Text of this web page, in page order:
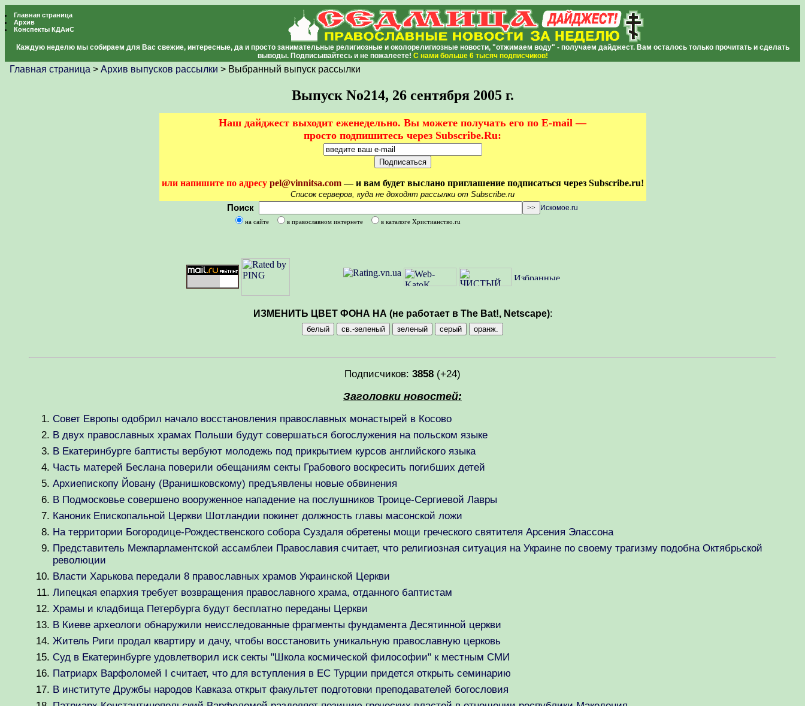
Главная страница
Архив
Конспекты КДАиС
Каждую неделю мы собираем для Вас свежие, интересные, да и просто занимательные религиозные и околорелигиозные новости, "отжимаем воду" - получаем дайджест. Вам осталось только прочитать и сделать
выводы. Подписывайтесь и не пожалеете! С нами больше 6 тысяч подписчиков!
Главная страница > Архив выпусков рассылки > Выбранный выпуск рассылки
Выпуск No214, 26 сентября 2005 г.
Наш дайджест выходит еженедельно. Вы можете получать его по E-mail —
просто подпишитесь через Subscribe.Ru:
или напишите по адресу pel@vinnitsa.com — и вам будет выслано приглашение подписаться через Subscribe.ru!
Список серверов, куда не доходят рассылки от Subscribe.ru
Поиск Искомое.ru
на сайте в православном интернете в каталоге Христианство.ru
ИЗМЕНИТЬ ЦВЕТ ФОНА НА (не работает в The Bat!, Netscape):
Подписчиков: 3858 (+24)
Заголовки новостей:
Совет Европы одобрил начало восстановления православных монастырей в Косово
В двух православных храмах Польши будут совершаться богослужения на польском языке
В Екатеринбурге баптисты вербуют молодежь под прикрытием курсов английского языка
Часть матерей Беслана поверили обещаниям секты Грабового воскресить погибших детей
Архиепископу Йовану (Вранишковскому) предъявлены новые обвинения
В Подмосковье совершено вооруженное нападение на послушников Троице-Сергиевой Лавры
Каноник Епископальной Церкви Шотландии покинет должность главы масонской ложи
На территории Богородице-Рождественского собора Суздаля обретены мощи греческого святителя Арсения Элассона
Представитель Межпарламентской ассамблеи Православия считает, что религиозная ситуация на Украине по своему трагизму подобна Октябрьской
революции
Власти Харькова передали 8 православных храмов Украинской Церкви
Липецкая епархия требует возвращения православного храма, отданного баптистам
Храмы и кладбища Петербурга будут бесплатно переданы Церкви
В Киеве археологи обнаружили неисследованные фрагменты фундамента Десятинной церкви
Житель Риги продал квартиру и дачу, чтобы восстановить уникальную православную церковь
Суд в Екатеринбурге удовлетворил иск секты "Школа космической философии" к местным СМИ
Патриарх Варфоломей I считает, что для вступления в ЕС Турции придется открыть семинарию
В институте Дружбы народов Кавказа открыт факультет подготовки преподавателей богословия